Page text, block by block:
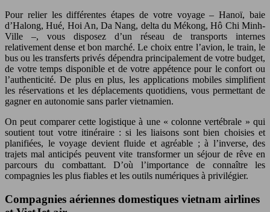
Pour relier les différentes étapes de votre voyage – Hanoï, baie
d’Halong, Hué, Hoi An, Da Nang, delta du Mékong, Hô Chi Minh-
Ville –, vous disposez d’un réseau de transports internes
relativement dense et bon marché. Le choix entre l’avion, le train, le
bus ou les transferts privés dépendra principalement de votre budget,
de votre temps disponible et de votre appétence pour le confort ou
l’authenticité. De plus en plus, les applications mobiles simplifient
les réservations et les déplacements quotidiens, vous permettant de
gagner en autonomie sans parler vietnamien.
On peut comparer cette logistique à une « colonne vertébrale » qui
soutient tout votre itinéraire : si les liaisons sont bien choisies et
planifiées, le voyage devient fluide et agréable ; à l’inverse, des
trajets mal anticipés peuvent vite transformer un séjour de rêve en
parcours du combattant. D’où l’importance de connaître les
compagnies les plus fiables et les outils numériques à privilégier.
Compagnies aériennes domestiques vietnam airlines